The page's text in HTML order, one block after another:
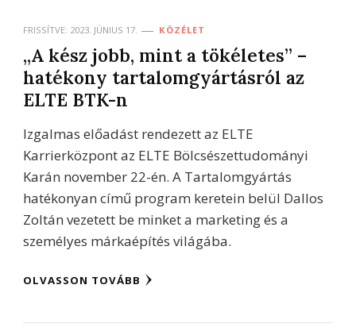
FRISSÍTVE: 2023. JÚNIUS 17. KÖZÉLET
„A kész jobb, mint a tökéletes” –
hatékony tartalomgyártásról az
ELTE BTK-n
Izgalmas előadást rendezett az ELTE
Karrierközpont az ELTE Bölcsészettudományi
Karán november 22-én. A Tartalomgyártás
hatékonyan című program keretein belül Dallos
Zoltán vezetett be minket a marketing és a
személyes márkaépítés világába.
OLVASSON TOVÁBB